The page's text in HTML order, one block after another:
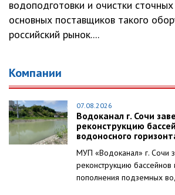
водоподготовки и очистки
основных поставщиков такого
российский рынок....
Компании
07.08.2026
Водоканал г. Сочи
реконструкцию
водоносного
МУП «Водоканал» г. Сочи
реконструкцию бассейнов
пополнения подземных